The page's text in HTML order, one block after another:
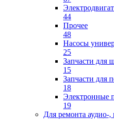
44
Прочее
48
Насосы
25
Запчасти для
15
Запчасти для
18
Электронные
19
Для ремонта аудио-,